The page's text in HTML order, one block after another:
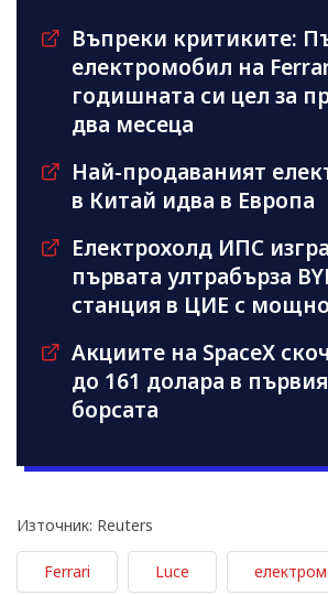
Въпреки критиките:
електромобил на
годишната си цел за
два месеца
Най-продаваният
в Китай идва в Европа
Електрохолд ИПС
първата ултрабърза
станция в ЦИЕ с
Акциите на SpaceX
до 161 долара в
борсата
Източник: Reuters
Ferrari Luce